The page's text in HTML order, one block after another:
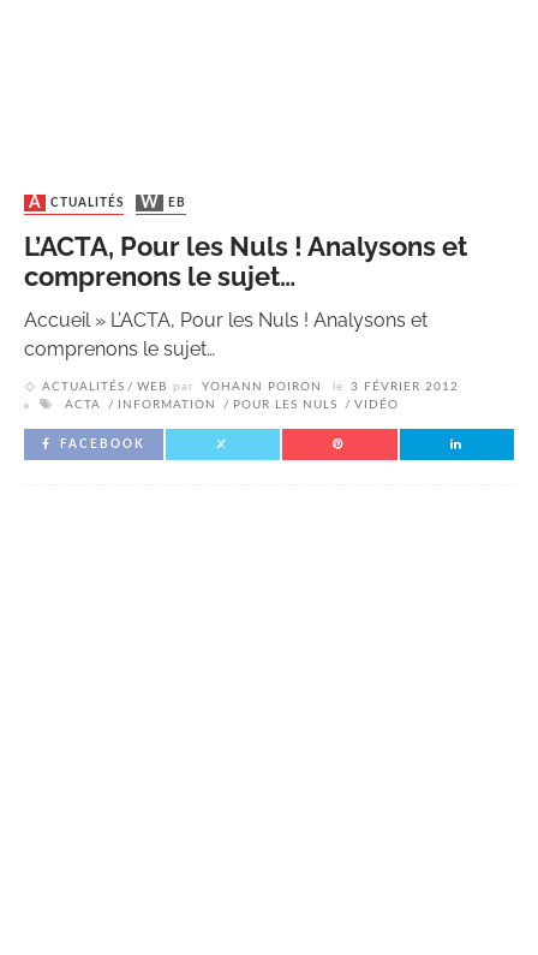
ACTUALITÉS WEB
L’ACTA, Pour les Nuls ! Analysons et
comprenons le sujet…
Accueil» L’ACTA, Pour les Nuls ! Analysons et
comprenons le sujet…
ACTUALITÉS WEB par YOHANN POIRON le
3 FÉVRIER 2012
ACTA
INFORMATION POUR LES NULS VIDÉO
FACEBOOK